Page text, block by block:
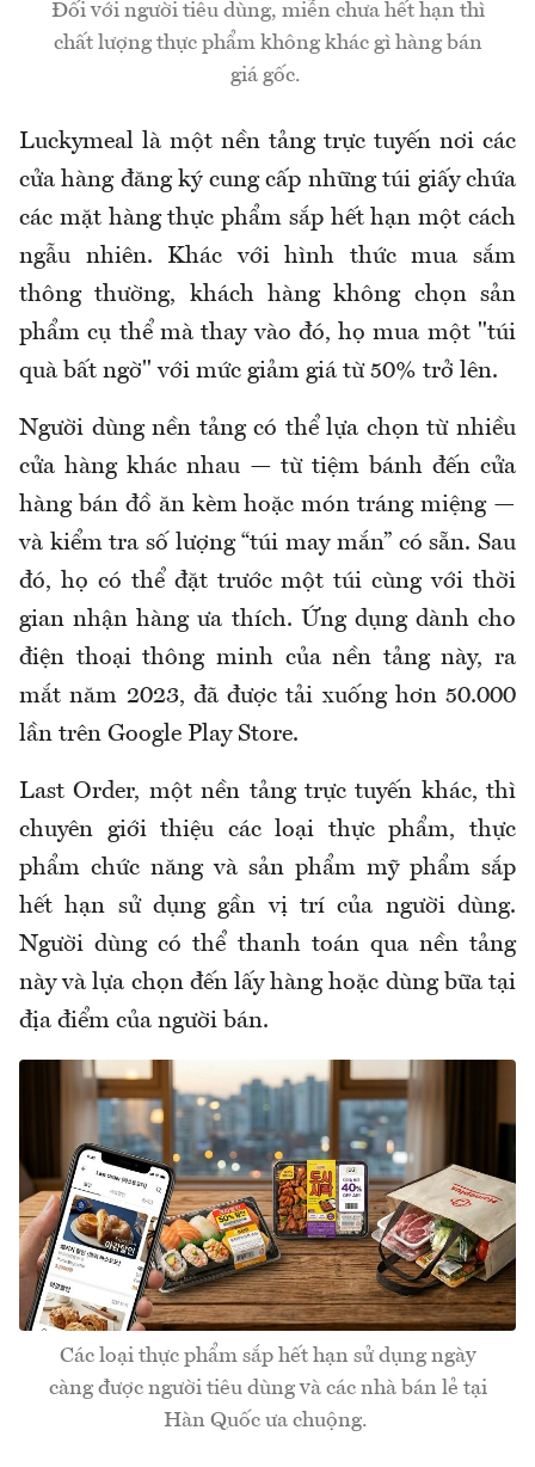
Đối với người tiêu dùng, miễn chưa hết hạn thì
chất lượng thực phẩm không khác gì hàng bán
giá gốc.
Luckymeal là một nền tảng trực tuyến nơi các
cửa hàng đăngký cung cấp những túi giấy chứa
các mặt hàng thực phẩm sắp hết hạn một cách
ngẫu nhiên. Khác với hình thức mua sắm
thông thường, khách hàng không chọn sản
phẩm cụ thể mà thay vào đó, họ mua một "túi
quà bất ngờ" với mức giảm giá từ 50% trở lên.
Người dùng nền tảng có thể lựa chọn từ nhiều
cửa hàng khác nhau — từ tiệm bánh đến cửa
hàng bán đồ ăn kèm hoặc món tráng miệng —
và kiểm tra số lượng “túi may mắn” có sẵn. Sau
đó, họ có thể đặt trước một túi cùng với thời
gian nhận hàng ưa thích. Ứng dụng dành cho
điện thoại thông minh của nền tảng này, ra
mắt năm 2023, đã được tải xuống hơn 50.000
lần trên Google Play Store.
Last Order, một nền tảng trực tuyến khác, thì
chuyên giới thiệu các loại thực phẩm, thực
phẩm chức năng và sản phẩm mỹ phẩm sắp
hết hạn sử dụng gần vị trí của người dùng.
Người dùng có thể thanh toán qua nền tảng
này và lựa chọn đến lấy hàng hoặc dùng bữa tại
địa điểm của người bán.
Các loại thực phẩm sắp hết hạn sử dụng ngày
càng được người tiêu dùng và các nhà bán lẻ tại
Hàn Quốc ưa chuộng.